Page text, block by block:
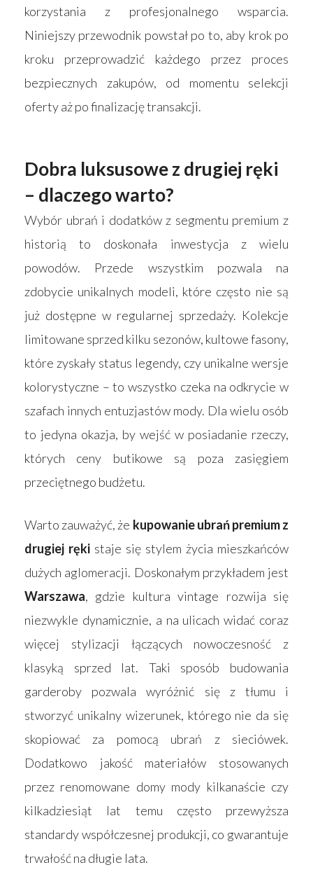
korzystania z profesjonalnego wsparcia.
Niniejszy przewodnik powstał po to, aby krok po
kroku przeprowadzić każdego przez proces
bezpiecznych zakupów, od momentu selekcji
oferty aż po finalizację transakcji.
Dobra luksusowe z drugiej ręki
– dlaczego warto?
Wybór ubrań i dodatków z segmentu premium z
historią to doskonała inwestycja z wielu
powodów. Przede wszystkim pozwala na
zdobycie unikalnych modeli, które często nie są
już dostępne w regularnej sprzedaży. Kolekcje
limitowane sprzed kilku sezonów, kultowe fasony,
które zyskały status legendy, czy unikalne wersje
kolorystyczne – to wszystko czeka na odkrycie w
szafach innych entuzjastów mody. Dla wielu osób
to jedyna okazja, by wejść w posiadanie rzeczy,
których ceny butikowe są poza zasięgiem
przeciętnego budżetu.
Warto zauważyć, że kupowanie ubrań premium z
drugiej ręki staje się stylem życia mieszkańców
dużych aglomeracji. Doskonałym przykładem jest
Warszawa, gdzie kultura vintage rozwija się
niezwykle dynamicznie, a na ulicach widać coraz
więcej stylizacji łączących nowoczesność z
klasyką sprzed lat. Taki sposób budowania
garderoby pozwala wyróżnić się z tłumu i
stworzyć unikalny wizerunek, którego nie da się
skopiować za pomocą ubrań z sieciówek.
Dodatkowo jakość materiałów stosowanych
przez renomowane domy mody kilkanaście czy
kilkadziesiąt lat temu często przewyższa
standardy współczesnej produkcji, co gwarantuje
trwałość na długie lata.